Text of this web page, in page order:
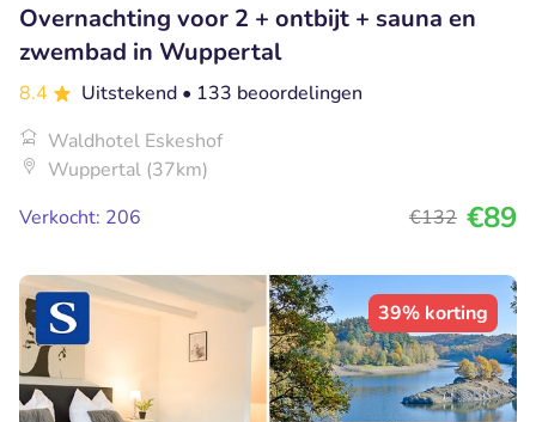
Overnachting voor 2 + ontbijt + sauna en
zwembad in Wuppertal
8.4 Uitstekend • 133 beoordelingen
Waldhotel Eskeshof
Wuppertal (37km)
Verkocht: 206
€132 €89
39% korting